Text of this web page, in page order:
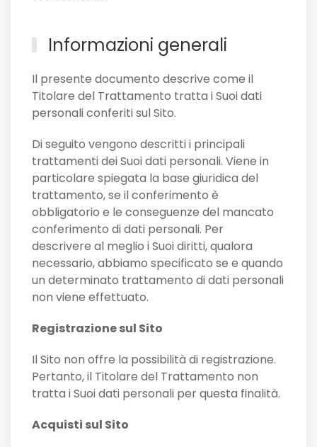
Informazioni generali
Il presente documento descrive come il
Titolare del Trattamento tratta i Suoi dati
personali conferiti sul Sito.
Di seguito vengono descritti i principali
trattamenti dei Suoi dati personali. Viene in
particolare spiegata la base giuridica del
trattamento, se il conferimento è
obbligatorio e le conseguenze del mancato
conferimento di dati personali. Per
descrivere al meglio i Suoi diritti, qualora
necessario, abbiamo specificato se e quando
un determinato trattamento di dati personali
non viene effettuato.
Registrazione sul Sito
Il Sito non offre la possibilità di registrazione.
Pertanto, il Titolare del Trattamento non
tratta i Suoi dati personali per questa finalità.
Acquisti sul Sito